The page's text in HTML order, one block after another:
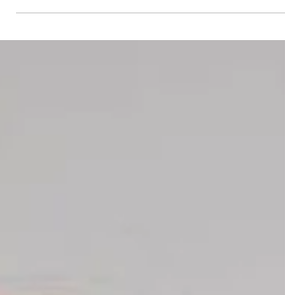
ー に出演します